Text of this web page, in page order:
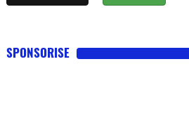
SPONSORISE